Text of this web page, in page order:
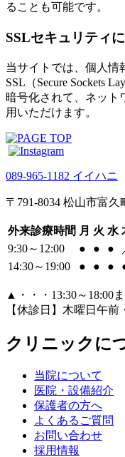
ることも可能です。
SSLセキュリティ
当サイトでは、個人情
SSL（Secure Sockets
暗号化されて、ネット
用いただけます。
089-965-1182 イイハニ
〒791-8034 松山市富久
外来診療時間 月 火 水
9:30～12:00
● ● ●
14:30～19:00
● ● ●
▲・・・13:30～18:00
【休診日】木曜日午前
クリニックに
当院について
医院・設備紹介
保護者の方へ
よくあるご質問
お問い合わせ
採用情報